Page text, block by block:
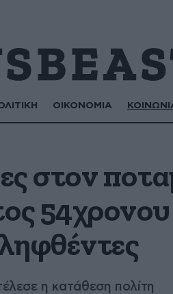
ΟΙΚΟΝΟΜΙΑ
στον
η κατάθεση πολίτη